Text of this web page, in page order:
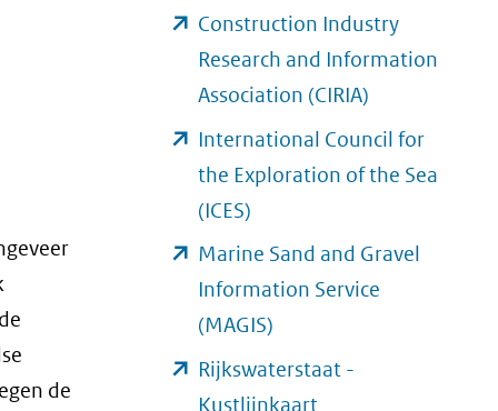
de
andere
website)
naar
andere
website)
in
nieuw
venster)
website)
Construction Industry
Research and Information
Association (CIRIA)
in
nieuw
International Council for
the Exploration of the Sea
(ICES)
in
nieuw
venster)
Marine Sand and Gravel
Information Service
(MAGIS)
in
nieuw
Rijkswaterstaat -
Kustlijnkaart